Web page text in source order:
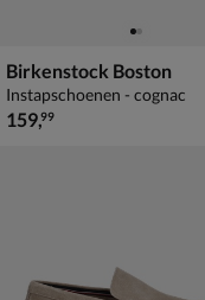
Birkenstock Boston
Instapschoenen - cognac
€ 159,99
159,99